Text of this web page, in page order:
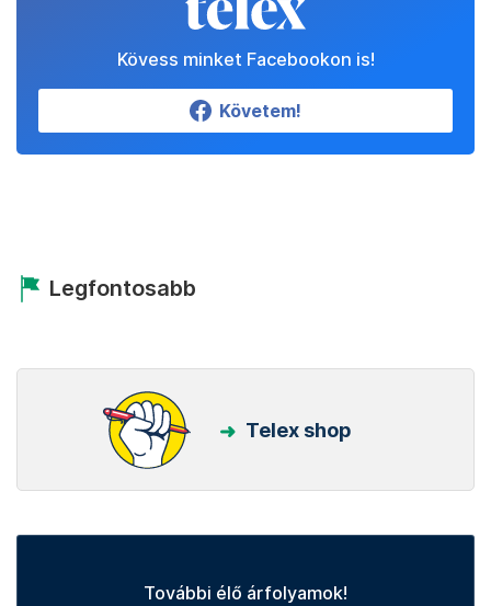
Kövess minket Facebookon is!
Követem!
Legfontosabb
Telex shop
További élő árfolyamok!